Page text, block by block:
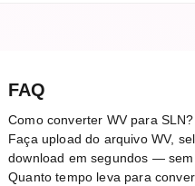
FAQ
Como converter WV para SLN?
Faça upload do arquivo WV,
download em segundos —
Quanto tempo leva para